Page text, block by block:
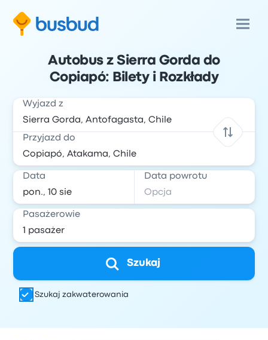
Autobus z Sierra Gorda do
Copiapó: Bilety i Rozkłady
Wyjazd z
Przyjazd do
Data Data powrotu
Pasażerowie
Szukaj
Szukaj zakwaterowania